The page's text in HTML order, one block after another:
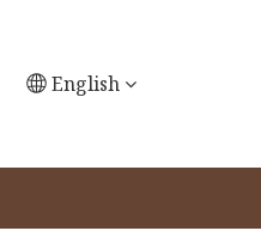
English